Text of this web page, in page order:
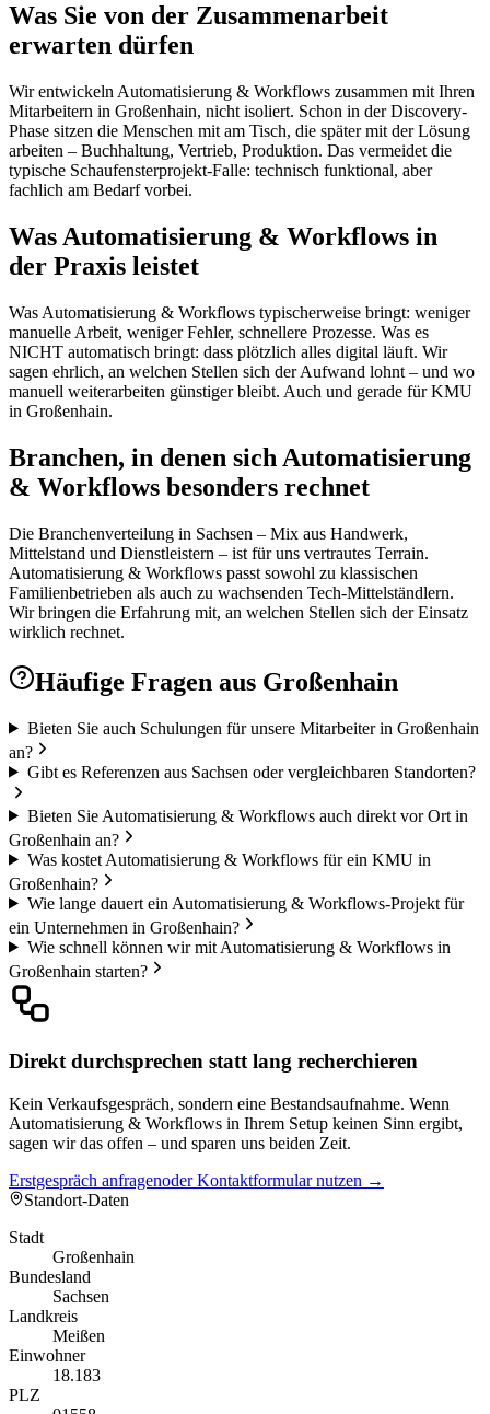
Was Sie von der Zusammenarbeit
erwarten dürfen
Wir entwickeln Automatisierung & Workflows zusammen mit Ihren
Mitarbeitern in Großenhain, nicht isoliert. Schon in der Discovery-
Phase sitzen die Menschen mit am Tisch, die später mit der Lösung
arbeiten – Buchhaltung, Vertrieb, Produktion. Das vermeidet die
typische Schaufensterprojekt-Falle: technisch funktional, aber
fachlich am Bedarf vorbei.
Was Automatisierung & Workflows in
der Praxis leistet
Was Automatisierung & Workflows typischerweise bringt: weniger
manuelle Arbeit, weniger Fehler, schnellere Prozesse. Was es
NICHT automatisch bringt: dass plötzlich alles digital läuft. Wir
sagen ehrlich, an welchen Stellen sich der Aufwand lohnt – und wo
manuell weiterarbeiten günstiger bleibt. Auch und gerade für KMU
in Großenhain.
Branchen, in denen sich Automatisierung
& Workflows besonders rechnet
Die Branchenverteilung in Sachsen – Mix aus Handwerk,
Mittelstand und Dienstleistern – ist für uns vertrautes Terrain.
Automatisierung & Workflows passt sowohl zu klassischen
Familienbetrieben als auch zu wachsenden Tech-Mittelständlern.
Wir bringen die Erfahrung mit, an welchen Stellen sich der Einsatz
wirklich rechnet.
Häufige Fragen aus Großenhain
Bieten Sie auch Schulungen für unsere Mitarbeiter in Großenhain
an?
Gibt es Referenzen aus Sachsen oder vergleichbaren Standorten?
Bieten Sie Automatisierung & Workflows auch direkt vor Ort in
Großenhain an?
Was kostet Automatisierung & Workflows für ein KMU in
Großenhain?
Wie lange dauert ein Automatisierung & Workflows-Projekt für
ein Unternehmen in Großenhain?
Wie schnell können wir mit Automatisierung & Workflows in
Großenhain starten?
Direkt durchsprechen statt lang recherchieren
Kein Verkaufsgespräch, sondern eine Bestandsaufnahme. Wenn
Automatisierung & Workflows in Ihrem Setup keinen Sinn ergibt,
sagen wir das offen – und sparen uns beiden Zeit.
Erstgespräch anfragenoder Kontaktformular nutzen →
Standort-Daten
Stadt
Großenhain
Bundesland
Sachsen
Landkreis
Meißen
Einwohner
18.183
PLZ